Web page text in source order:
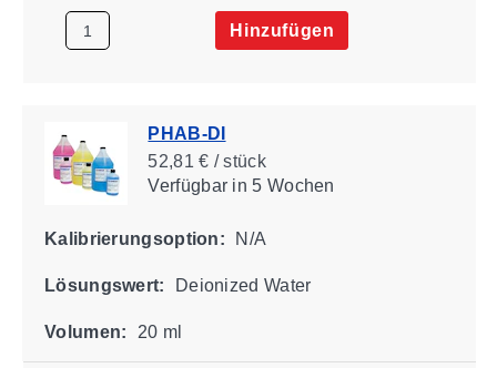
Hinzufügen
PHAB-DI
52,81 € / stück
Verfügbarin 5 Wochen
Kalibrierungsoption: N/A
Lösungswert: Deionized Water
Volumen: 20 ml